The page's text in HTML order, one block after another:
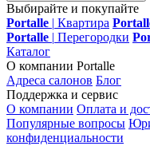
Выбирайте и покупайте
Portalle | Квартира
Portalle | Перегородки
Каталог
О компании Portalle
Адреса салонов Блог
Поддержка и сервис
О компании Оплата и
Популярные вопросы
конфиденциальности